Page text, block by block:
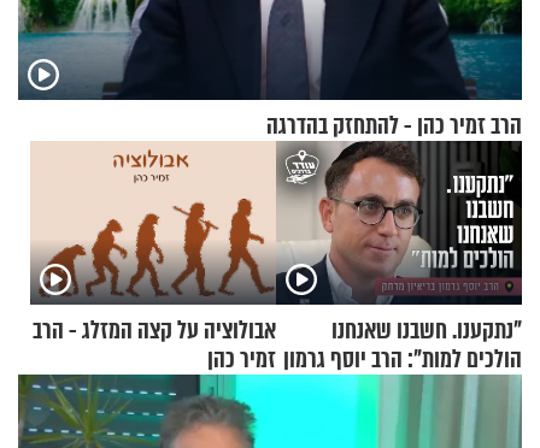
הרב זמיר כהן - להתחזק בהדרגה
"נתקענו. חשבנו שאנחנו
הולכים למות": הרב יוסף גרמון
בריאיון מרתק
אבולוציה על קצה המזלג - הרב
זמיר כהן